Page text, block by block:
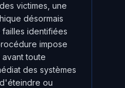
victimes, une
désormais
identifiées
impose
toute
des systèmes
ou